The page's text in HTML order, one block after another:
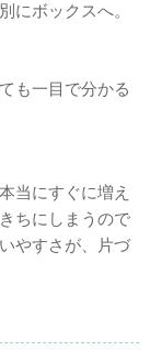
にボックスへ。
も一目で分かる
当にすぐに増え
ちにしまうので
やすさが、片づ